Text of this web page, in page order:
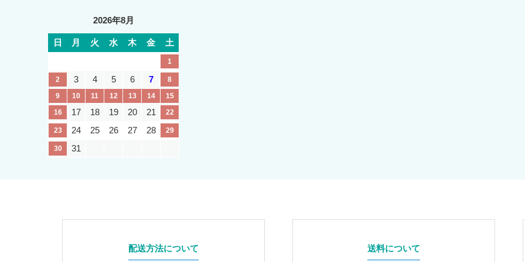
2026年8月
日 月 火 水 木 金 土
1
2 3 4 5 6 7
8
9
10 11 12 13 14
15
16
17 18 19 20 21 22
23 24 25 26 27 28 29
30 31
配送方法について 送料について